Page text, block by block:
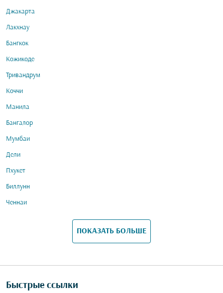
Джакарта
Лакхнау
Бангкок
Кожикоде
Тривандрум
Коччи
Манила
Бангалор
Мумбаи
Дели
Пхукет
Биллунн
Ченнаи
ПОКАЗАТЬ БОЛЬШЕ
Быстрые ссылки